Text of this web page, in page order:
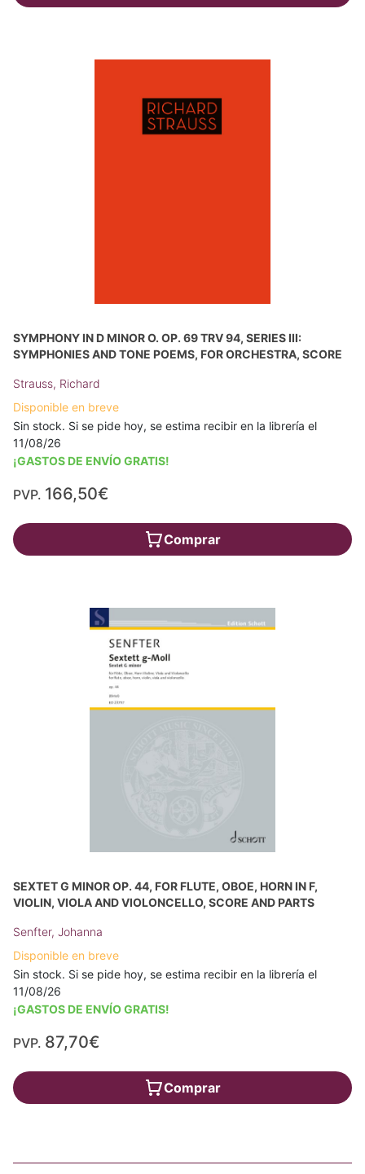
SYMPHONY IN D MINOR O. OP. 69 TRV 94, SERIES III:
SYMPHONIES AND TONE POEMS, FOR ORCHESTRA, SCORE
Strauss, Richard
Disponible en breve
Sin stock. Si se pide hoy, se estima recibir en la librería el
11/08/26
¡GASTOS DE ENVÍO GRATIS!
PVP. 166,50€
Comprar
SEXTET G MINOR OP. 44, FOR FLUTE, OBOE, HORN IN F,
VIOLIN, VIOLA AND VIOLONCELLO, SCORE AND PARTS
Senfter, Johanna
Disponible en breve
Sin stock. Si se pide hoy, se estima recibir en la librería el
11/08/26
¡GASTOS DE ENVÍO GRATIS!
PVP. 87,70€
Comprar